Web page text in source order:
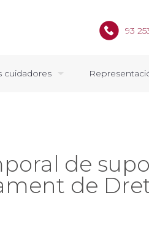
cuidadores
93
de
de